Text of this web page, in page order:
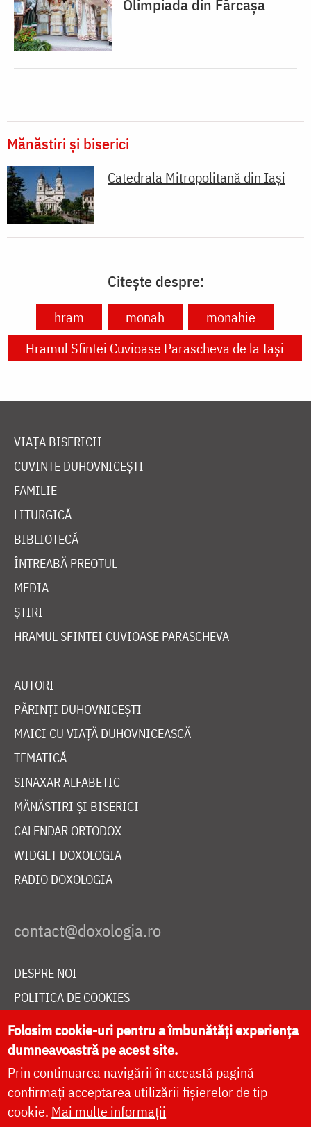
Olimpiada din Fărcașa
Mănăstiri și biserici
Catedrala Mitropolitană din Iaşi
Citește despre:
hram monah
monahie
Hramul Sfintei Cuvioase Parascheva de la Iași
VIAȚA BISERICII
CUVINTE DUHOVNICEȘTI
FAMILIE
LITURGICĂ
BIBLIOTECĂ
ÎNTREABĂ PREOTUL
MEDIA
ȘTIRI
HRAMUL SFINTEI CUVIOASE PARASCHEVA
AUTORI
PĂRINȚI DUHOVNICEȘTI
MAICI CU VIAȚĂ DUHOVNICEASCĂ
TEMATICĂ
SINAXAR ALFABETIC
MĂNĂSTIRI ȘI BISERICI
CALENDAR ORTODOX
WIDGET DOXOLOGIA
RADIO DOXOLOGIA
DESPRE NOI
POLITICA DE COOKIES
DONEAZĂ ONLINE PENTRU CATEDRALA NAȚIONALĂ
LIVE
Folosim cookie-uri pentru a îmbunătăți experiența
dumneavoastră pe acest site.
Prin continuarea navigării în această pagină
confirmați acceptarea utilizării fișierelor de tip
cookie. Mai multe informații